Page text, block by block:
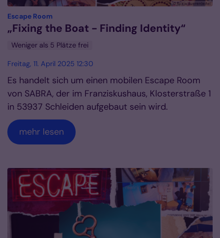
© fb kja dueren|eifel
Escape Room:
„Fixing the Boat - Finding Identity“
Weniger als 5 Plätze frei
Freitag, 11. April 2025 12:30
Es handelt sich um einen mobilen Escape Room
von SABRA, der im Franziskushaus, Klosterstraße 1
in 53937 Schleiden aufgebaut sein wird.
mehr lesen